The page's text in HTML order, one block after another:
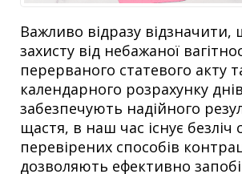
Важливо відразу
захисту від небажаної
перерваного статевого акту
календарного розрахунку
забезпечують надійного
щастя, в наш час існує безліч
перевірених способів
дозволяють ефективно